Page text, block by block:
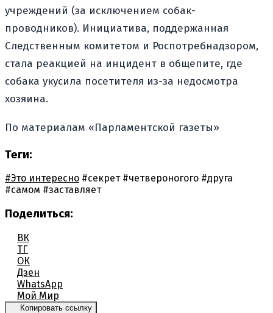
учреждений (за исключением собак-
проводников). Инициатива, поддержанная
Следственным комитетом и Роспотребнадзором,
стала реакцией на инцидент в общепите, где
собака укусила посетителя из-за недосмотра
хозяина.
По материалам «Парламентской газеты»
Теги:
#Это интересно #секрет #четвероногого #друга
#самом #заставляет
Поделиться:
ВК
ТГ
ОК
Дзен
WhatsApp
Мой Мир
Копировать ссылку